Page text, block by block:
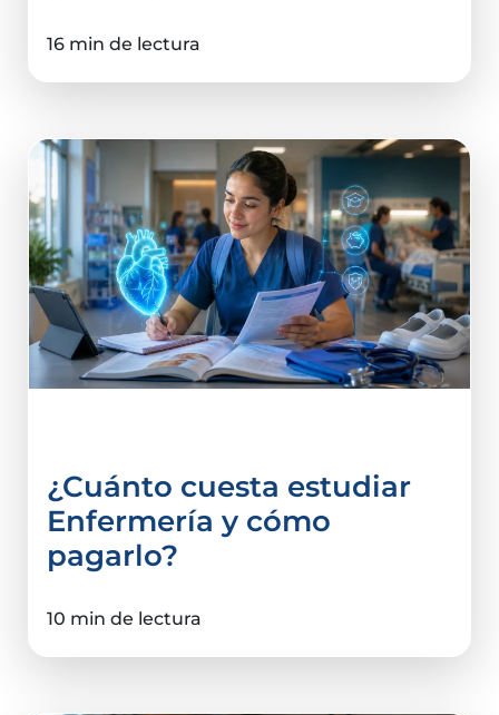
16 min de lectura
¿Cuánto cuesta estudiar
Enfermería y cómo
pagarlo?
10 min de lectura